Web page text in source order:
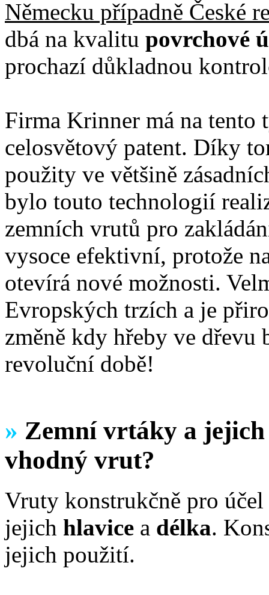
Německu případně České
dbá na kvalitu povrchové
prochazí důkladnou
Firma Krinner má na tento
celosvětový patent. Díky
použity ve většině
bylo touto technologií
zemních vrutů pro
vysoce efektivní, protože
otevírá nové možnosti.
Evropských trzích a je
změně kdy hřeby ve
revoluční době!
» Zemní vrtáky a
vhodný vrut?
Vruty konstrukčně pro
jejich hlavice a délka.
jejich použití.